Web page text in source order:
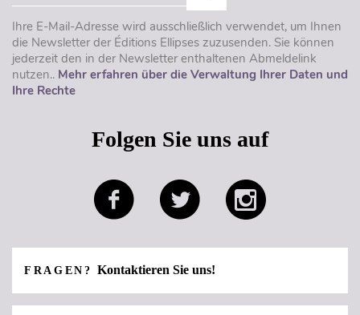
Ihre E-Mail-Adresse wird ausschließlich verwendet, um Ihnen
die Newsletter der Éditions Ellipses zuzusenden. Sie können
jederzeit den in der Newsletter enthaltenen Abmeldelink
nutzen.. Mehr erfahren über die Verwaltung Ihrer Daten und
Ihre Rechte
Folgen Sie uns auf
FRAGEN?Kontaktieren Sie uns!